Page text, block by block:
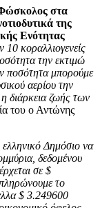
Φώσκολος στα
της
Ενότητας
10 κοραλλιογενείς
την εκτιμώ
ποσότητα μπορούμε
αερίου την
διάρκεια ζωής των
του ο Αντώνης
ελληνικό Δημόσιο να
δεδομένου
σε $
το
$ 3.249600